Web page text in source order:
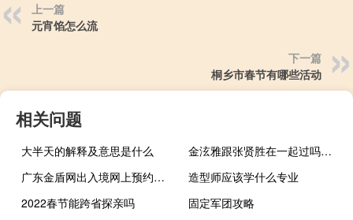
上一篇
元宵馅怎么流
下一篇
桐乡市春节有哪些活动
相关问题
大半天的解释及意思是什么
金泫雅跟张贤胜在一起过吗（金泫雅张贤胜什么关系）
广东金盾网出入境网上预约（广州金盾网出入境网上预约取消）
造型师应该学什么专业
2022春节能跨省探亲吗
固定军团攻略